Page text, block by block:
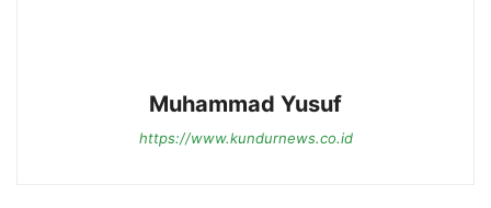
Muhammad Yusuf
https://www.kundurnews.co.id